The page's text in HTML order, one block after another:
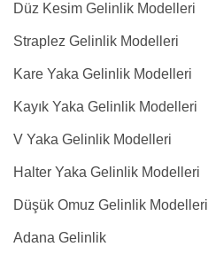
Düz Kesim Gelinlik Modelleri
Straplez Gelinlik Modelleri
Kare Yaka Gelinlik Modelleri
Kayık Yaka Gelinlik Modelleri
V Yaka Gelinlik Modelleri
Halter Yaka Gelinlik Modelleri
Düşük Omuz Gelinlik Modelleri
Adana Gelinlik